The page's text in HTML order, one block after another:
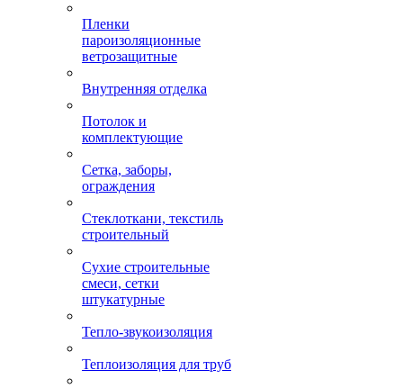
Пленки
пароизоляционные
ветрозащитные
Внутренняя отделка
Потолок и
комплектующие
Сетка, заборы,
ограждения
Стеклоткани, текстиль
строительный
Сухие строительные
смеси, сетки
штукатурные
Тепло-звукоизоляция
Теплоизоляция для труб